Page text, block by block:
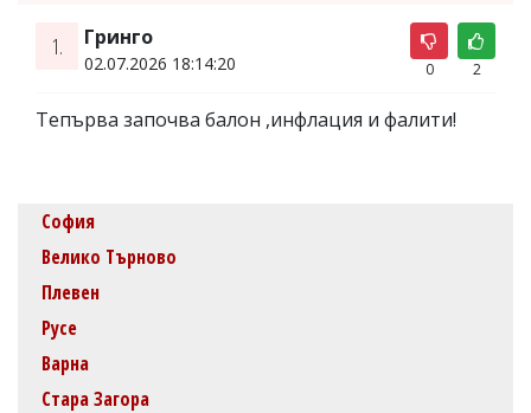
1. Гринго
02.07.2026 18:14:20 0 2
Тепърва започва балон ,инфлация и фалити!
София
Велико Търново
Плевен
Русе
Варна
Стара Загора